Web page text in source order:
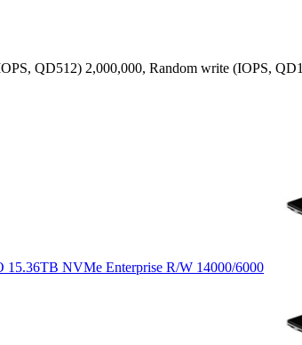
QD512) 2,000,000, Random write (IOPS,
15.36TB NVMe Enterprise R/W 14000/6000